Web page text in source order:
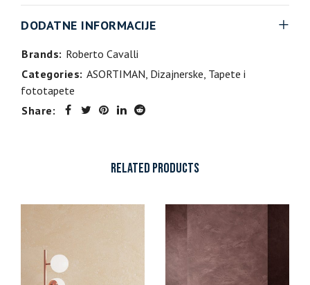
DODATNE INFORMACIJE
Brands: Roberto Cavalli
Categories: ASORTIMAN, Dizajnerske, Tapete i
fototapete
Share:
RELATED PRODUCTS